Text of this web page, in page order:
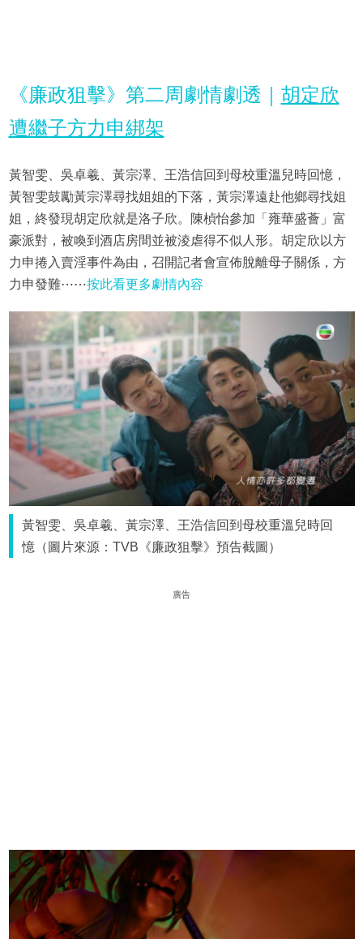
《廉政狙擊》第二周劇情劇透｜ 胡定欣
遭繼子方力申綁架
黃智雯、吳卓羲、黃宗澤、王浩信回到母校重溫兒時回憶，
黃智雯鼓勵黃宗澤尋找姐姐的下落，黃宗澤遠赴他鄉尋找姐
姐，終發現胡定欣就是洛子欣。陳楨怡參加「雍華盛薈」富
豪派對，被喚到酒店房間並被淩虐得不似人形。胡定欣以方
力申捲入賣淫事件為由，召開記者會宣佈脫離母子關係，方
力申發難⋯⋯按此看更多劇情內容
黃智雯、吳卓羲、黃宗澤、王浩信回到母校重溫兒時回
憶（圖片來源：TVB《廉政狙擊》預告截圖）
廣告